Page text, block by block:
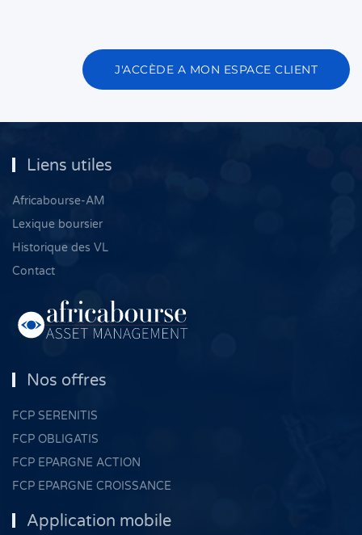
J'ACCÈDE A MON ESPACE CLIENT
Liens utiles
Africabourse-AM
Lexique boursier
Historique des VL
Contact
Nos offres
FCP SERENITIS
FCP OBLIGATIS
FCP EPARGNE ACTION
FCP EPARGNE CROISSANCE
Application mobile